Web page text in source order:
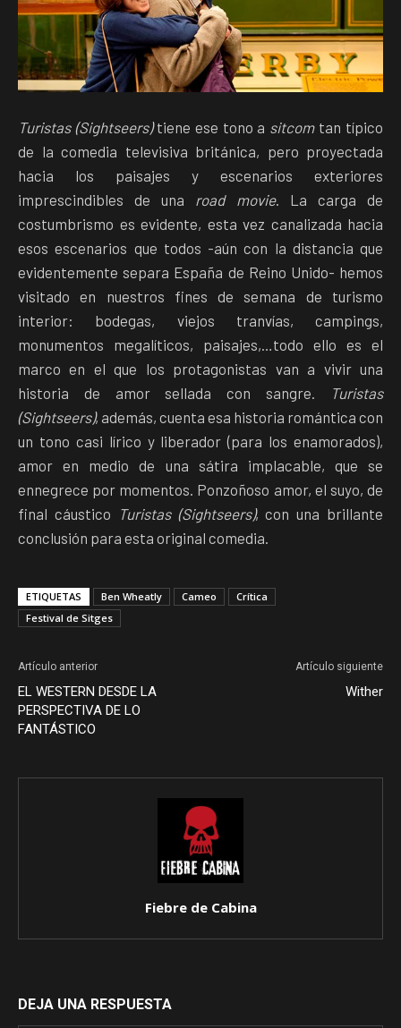
Turistas (Sightseers)tiene ese tono a sitcomtan típico
de la comedia televisiva británica, pero proyectada
hacia los paisajes y escenarios exteriores
imprescindibles de una road movie. La carga de
costumbrismo es evidente, esta vez canalizada hacia
esos escenarios que todos -aún con la distancia que
evidentemente separa España de Reino Unido- hemos
visitado en nuestros fines de semana de turismo
interior: bodegas, viejos tranvías, campings,
monumentos megalíticos, paisajes,…todo ello es el
marco en el que los protagonistas van a vivir una
historia de amor sellada con sangre.
Turistas
(Sightseers), además, cuenta esa historia romántica con
un tono casi lírico y liberador (para los enamorados),
amor en medio de una sátira implacable, que se
ennegrece por momentos. Ponzoñoso amor, el suyo, de
final cáustico Turistas (Sightseers), con una brillante
conclusión para esta original comedia.
ETIQUETAS Ben Wheatly Cameo
Crítica
Festival de Sitges
Artículo anterior
EL WESTERN DESDE LA
PERSPECTIVA DE LO
FANTÁSTICO
Artículo siguiente
Wither
Fiebre de Cabina
DEJA UNA RESPUESTA